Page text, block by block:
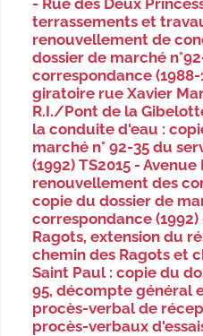
- Rue des Deux
terrassements et
renouvellement de
dossier de marché
correspondance
giratoire rue Xavier
R.I./Pont de la
la conduite d'eau :
marché n° 92-35 du
(1992) TS2015 -
renouvellement des
copie du dossier de
correspondance
Ragots, extension du
chemin des Ragots et
Saint Paul : copie du
95, décompte général
procès-verbal de
procès-verbaux